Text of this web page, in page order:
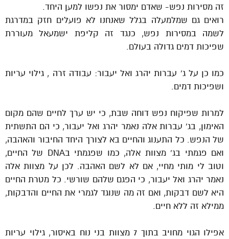
זה מסירות נפש- שאדם ימסור את נפשו למען היחד.
רואים גם שמלמעלה בגלל שאנחנו לא פועלים חזק במדרגת
לשמה במסירות נפש, כנגד זה קליפת ישמעאל מעוררת
שפיכות דמים גדולה בעולם.
כמו כן על ג’ עברות יהרג ואל יעבור: עבודה זרה , גילוי עריות
ושפיכות דמים.
למרות שפיקוח נפש דוחה שבת, כי יש ערך לחיים שהם מקום
האימון, בג’ עברות אלה נאמר יהרג ואל יעבור, כי הם התשתית
של הנפש. כל התענוג והחיים בא לצורך היחד החיבור והאהבה,
ואם פגמתי בג’ מצוות אלה, כמו שפגמתי בDNA של החיים,
וטוב לי מותי מחיי, אם לא לשם האהבה. לכן על מצוות אלה
נאמר יהרג ואל יעבור, כי הפגם שלהם שורשי. כל מטרת החיים
היא לשם דבקות, ואם זה מה שנוגד לגמרי את החיים והדבקות,
ממילא זה ללא חיים.
אפילו הגוי מחויב בתוך 7 מצוות בני נוח באיסור, גילוי עריות